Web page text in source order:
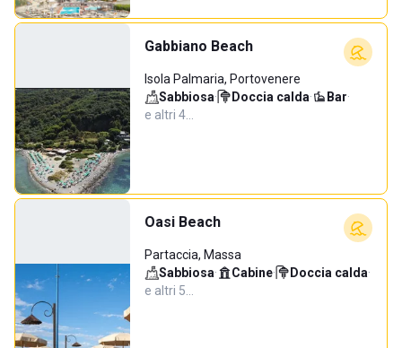
Gabbiano Beach
Isola Palmaria, Portovenere
Sabbiosa· Doccia calda· Bar·
e altri 4…
Oasi Beach
Partaccia, Massa
Sabbiosa· Cabine· Doccia calda·
e altri 5…